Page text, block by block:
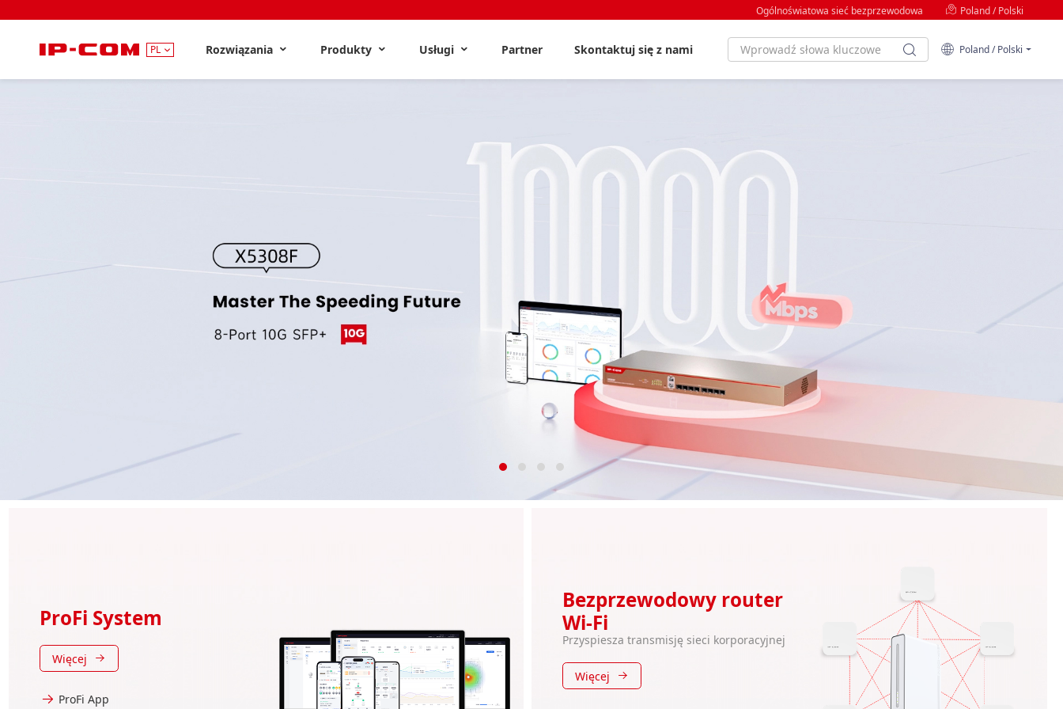
Ogólnoświatowa sieć bezprzewodowa Poland / Polski
PL Rozwiązania Produkty Usługi Partner Skontaktuj się z nami Poland / Polski
ProFi System
Więcej
ProFi App
Bezprzewodowy router
Wi-Fi
Przyspiesza transmisję sieci korporacyjnej
Więcej